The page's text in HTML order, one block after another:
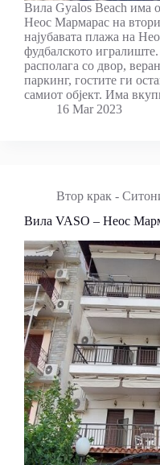
Вила Gyalos Beach има
Неос Мармарас на
најубавата плажа на
фудбалското
располага со двор,
паркинг, гостите ги
самиот објект. Има
16 Mar 2023
Втор крак -
Вила VASO – Неос